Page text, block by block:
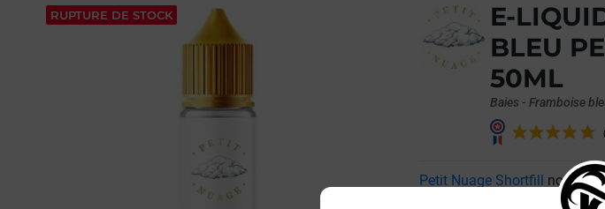
RUPTURE DE STOCK
E-
BLEU
50ML
Baies - Framboise
Petit Nuage Shortfill nous
fruité frais qui ravira les